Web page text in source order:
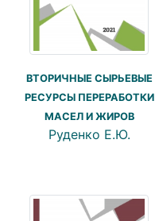
ВТОРИЧНЫЕ СЫРЬЕВЫЕ
РЕСУРСЫ ПЕРЕРАБОТКИ
МАСЕЛ И ЖИРОВ
Руденко Е.Ю.